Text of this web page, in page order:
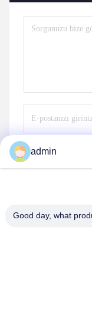
admin
Good day, what